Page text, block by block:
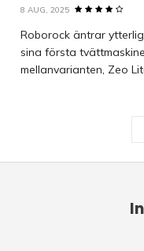
8 AUG, 2025
Roborock äntrar
sina första
mellanvarianten, Zeo